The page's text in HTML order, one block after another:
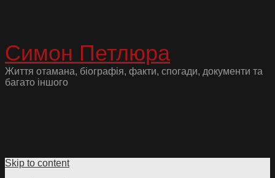
Симон Петлюра
Життя отамана, біографія, факти, спогади, документи та
багато іншого
Skip to content